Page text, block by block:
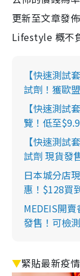
更新至文章發
Lifestyle 概不
【快速測試
試劑！獲歐
【快速測試
覽！低至
【快速測試
試劑 現貨發
日本城分店
惠！$128買
MEDEIS開
發售！可檢
▼緊貼最新疫